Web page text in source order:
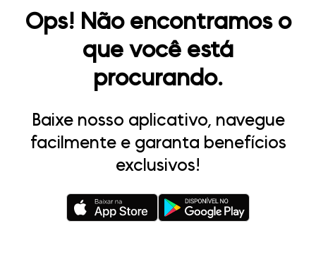
Ops! Não encontramos o
que você está
procurando.
Baixe nosso aplicativo, navegue
facilmente e garanta benefícios
exclusivos!